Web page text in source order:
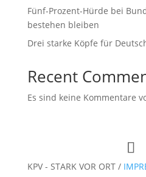
Fünf-Prozent-Hürde bei
bestehen bleiben
Drei starke Köpfe für
Recent
Es sind keine Kommentare
KPV - STARK VOR ORT /